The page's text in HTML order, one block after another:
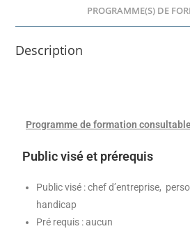
o
k
n
PROGRAMME(S) DE
Description
Programme de formation
Public visé et prérequis
Public visé : chef d’entreprise,
handicap
Pré requis : aucun